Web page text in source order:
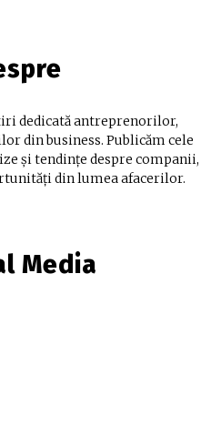
dedicată antreprenorilor,
din business. Publicăm cele
și tendințe despre companii,
din lumea afacerilor.
Media